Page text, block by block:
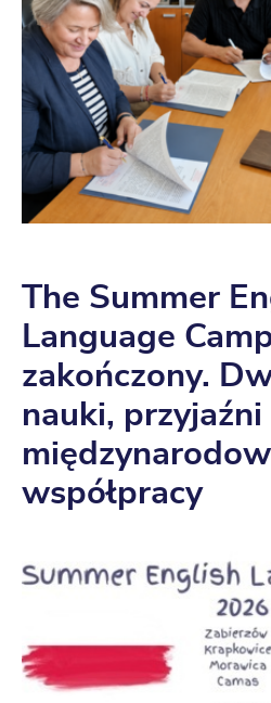
The Summer
Language
zakończony.
nauki, przyjaźni
współpracy